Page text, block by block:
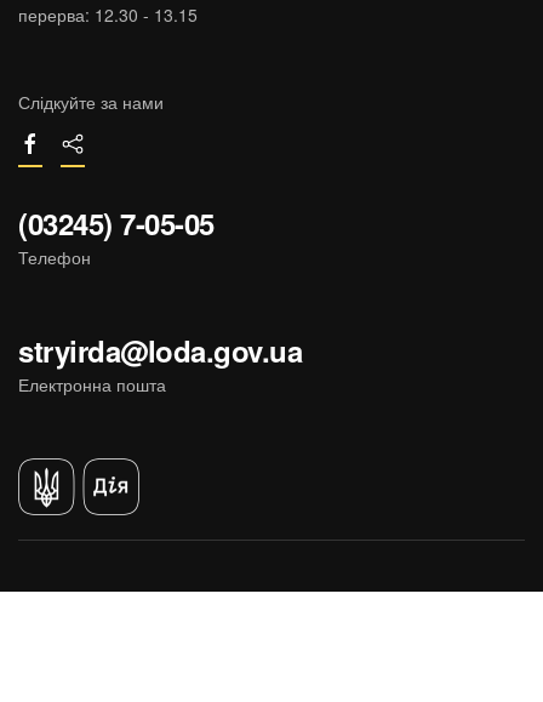
перерва: 12.30 - 13.15
Слідкуйте за нами
(03245) 7-05-05
Телефон
stryirda@loda.gov.ua
Електронна пошта